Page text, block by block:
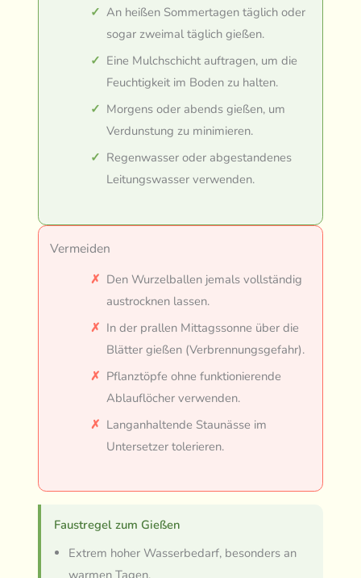
An heißen Sommertagen täglich oder
sogar zweimal täglich gießen.
Eine Mulchschicht auftragen, um die
Feuchtigkeit im Boden zu halten.
Morgens oder abends gießen, um
Verdunstung zu minimieren.
Regenwasser oder abgestandenes
Leitungswasser verwenden.
Vermeiden
Den Wurzelballen jemals vollständig
austrocknen lassen.
In der prallen Mittagssonne über die
Blätter gießen (Verbrennungsgefahr).
Pflanztöpfe ohne funktionierende
Ablauflöcher verwenden.
Langanhaltende Staunässe im
Untersetzer tolerieren.
Faustregel zum Gießen
Extrem hoher Wasserbedarf, besonders an